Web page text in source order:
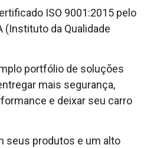
ISO 9001:2015 pelo
(Instituto da Qualidade
portfólio de soluções
mais segurança,
e deixar seu carro
seus produtos e um alto